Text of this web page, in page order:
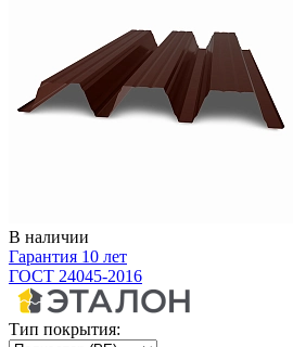
В наличии
Гарантия 10 лет
ГОСТ 24045-2016
Тип покрытия: